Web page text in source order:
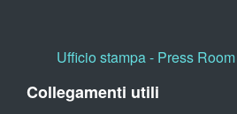
Ufficio stampa - Press Room
Collegamenti utili